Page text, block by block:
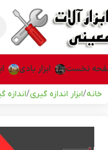
نخست ابزار بادی
خانه ابزار اندازه گیری اندازه